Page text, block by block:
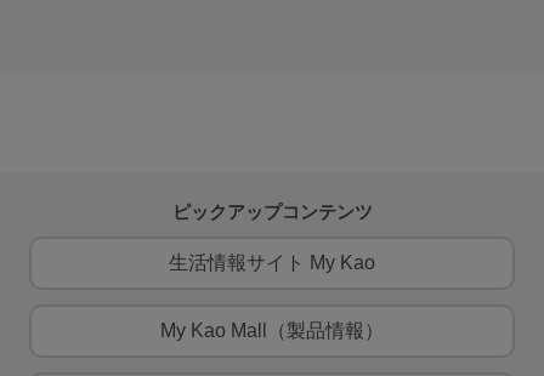
ピックアップコンテンツ
生活情報サイト My Kao
My Kao Mall（製品情報）